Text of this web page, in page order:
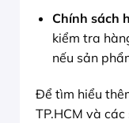
Chính sách
kiểm tra
nếu sản
Để tìm hiểu
TP.HCM và